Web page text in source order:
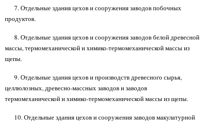
7. Отдельные здания цехов и сооружения заводов побочных
продуктов.
8. Отдельные здания цехов и сооружения заводов белой древесной
массы, термомеханической и химико-термомеханической массы из
щепы.
9. Отдельные здания цехов и производств древесного сырья,
целлюлозных, древесно-массных заводов и заводов
термомеханической и химико-термомеханической массы из щепы.
10. Отдельные здания цехов и сооружения заводов макулатурной